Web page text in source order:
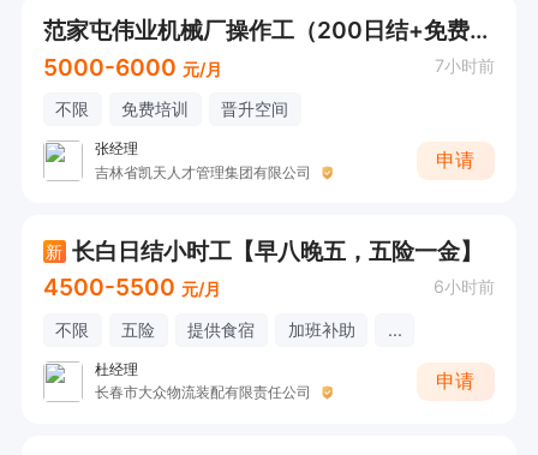
范家屯伟业机械厂操作工（200日结+免费食宿+）
5000-6000 元/月 7小时前
不限 免费培训 晋升空间
张经理
吉林省凯天人才管理集团有限公司
申请
新 长白日结小时工【早八晚五，五险一金】
4500-5500 元/月 6小时前
不限 五险 提供食宿 加班补助 ...
杜经理
长春市大众物流装配有限责任公司
申请